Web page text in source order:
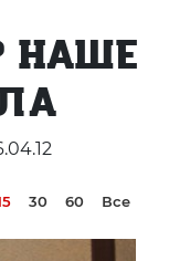
НАШЕ
30 60 Все